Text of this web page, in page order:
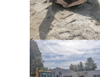
offers.